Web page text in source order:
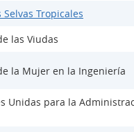
Tropicales
las Viudas
la Mujer en la Ingeniería
Unidas para la